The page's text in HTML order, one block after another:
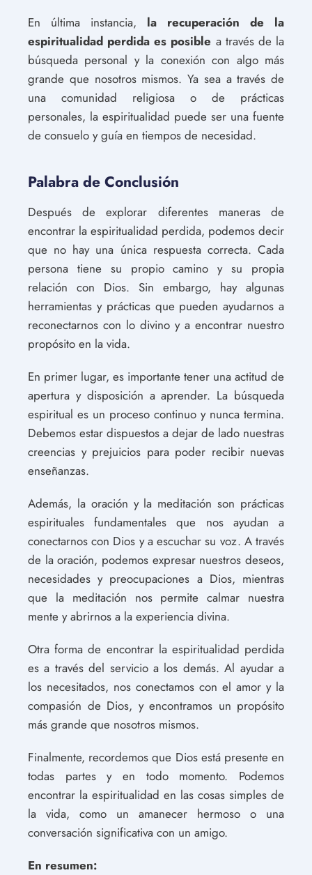
En última instancia, la recuperación de la
espiritualidad perdida es posible a través de la
búsqueda personal y la conexión con algo más
grande que nosotros mismos. Ya sea a través de
una comunidad religiosa o de prácticas
personales, la espiritualidad puede ser una fuente
de consuelo y guía en tiempos de necesidad.
Palabra de Conclusión
Después de explorar diferentes maneras de
encontrar la espiritualidad perdida, podemos decir
que no hay una única respuesta correcta. Cada
persona tiene su propio camino y su propia
relación con Dios. Sin embargo, hay algunas
herramientas y prácticas que pueden ayudarnos a
reconectarnos con lo divino y a encontrar nuestro
propósito en la vida.
En primer lugar, es importante tener una actitud de
apertura y disposición a aprender. La búsqueda
espiritual es un proceso continuo y nunca termina.
Debemos estar dispuestos a dejar de lado nuestras
creencias y prejuicios para poder recibir nuevas
enseñanzas.
Además, la oración y la meditación son prácticas
espirituales fundamentales que nos ayudan a
conectarnos con Dios y a escuchar su voz. A través
de la oración, podemos expresar nuestros deseos,
necesidades y preocupaciones a Dios, mientras
que la meditación nos permite calmar nuestra
mente y abrirnos a la experiencia divina.
Otra forma de encontrar la espiritualidad perdida
es a través del servicio a los demás. Al ayudar a
los necesitados, nos conectamos con el amor y la
compasión de Dios, y encontramos un propósito
más grande que nosotros mismos.
Finalmente, recordemos que Dios está presente en
todas partes y en todo momento. Podemos
encontrar la espiritualidad en las cosas simples de
la vida, como un amanecer hermoso o una
conversación significativa con un amigo.
En resumen: